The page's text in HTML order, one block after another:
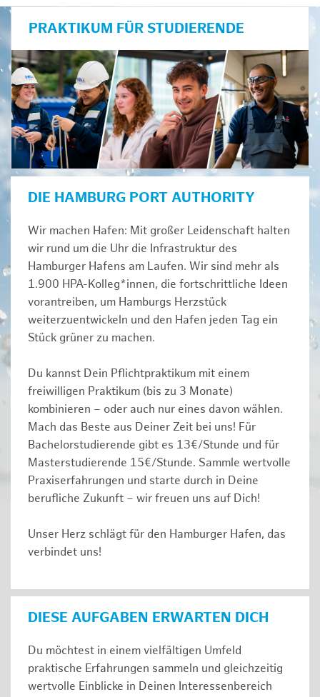
PRAKTIKUM FÜR STUDIERENDE
DIE HAMBURG PORT AUTHORITY
Wir machen Hafen: Mit großer Leidenschaft halten
wir rund um die Uhr die Infrastruktur des
Hamburger Hafens am Laufen. Wir sind mehr als
1.900 HPA-Kolleg*innen, die fortschrittliche Ideen
vorantreiben, um Hamburgs Herzstück
weiterzuentwickeln und den Hafen jeden Tag ein
Stück grüner zu machen.
Du kannst Dein Pflichtpraktikum mit einem
freiwilligen Praktikum (bis zu 3 Monate)
kombinieren – oder auch nur eines davon wählen.
Mach das Beste aus Deiner Zeit bei uns! Für
Bachelorstudierende gibt es 13€/Stunde und für
Masterstudierende 15€/Stunde. Sammle wertvolle
Praxiserfahrungen und starte durch in Deine
berufliche Zukunft – wir freuen uns auf Dich!
Unser Herz schlägt für den Hamburger Hafen, das
verbindet uns!
DIESE AUFGABEN ERWARTEN DICH
Du möchtest in einem vielfältigen Umfeld
praktische Erfahrungen sammeln und gleichzeitig
wertvolle Einblicke in Deinen Interessenbereich